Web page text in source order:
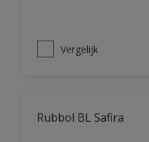
Vergelijk
Rubbol BL Safira